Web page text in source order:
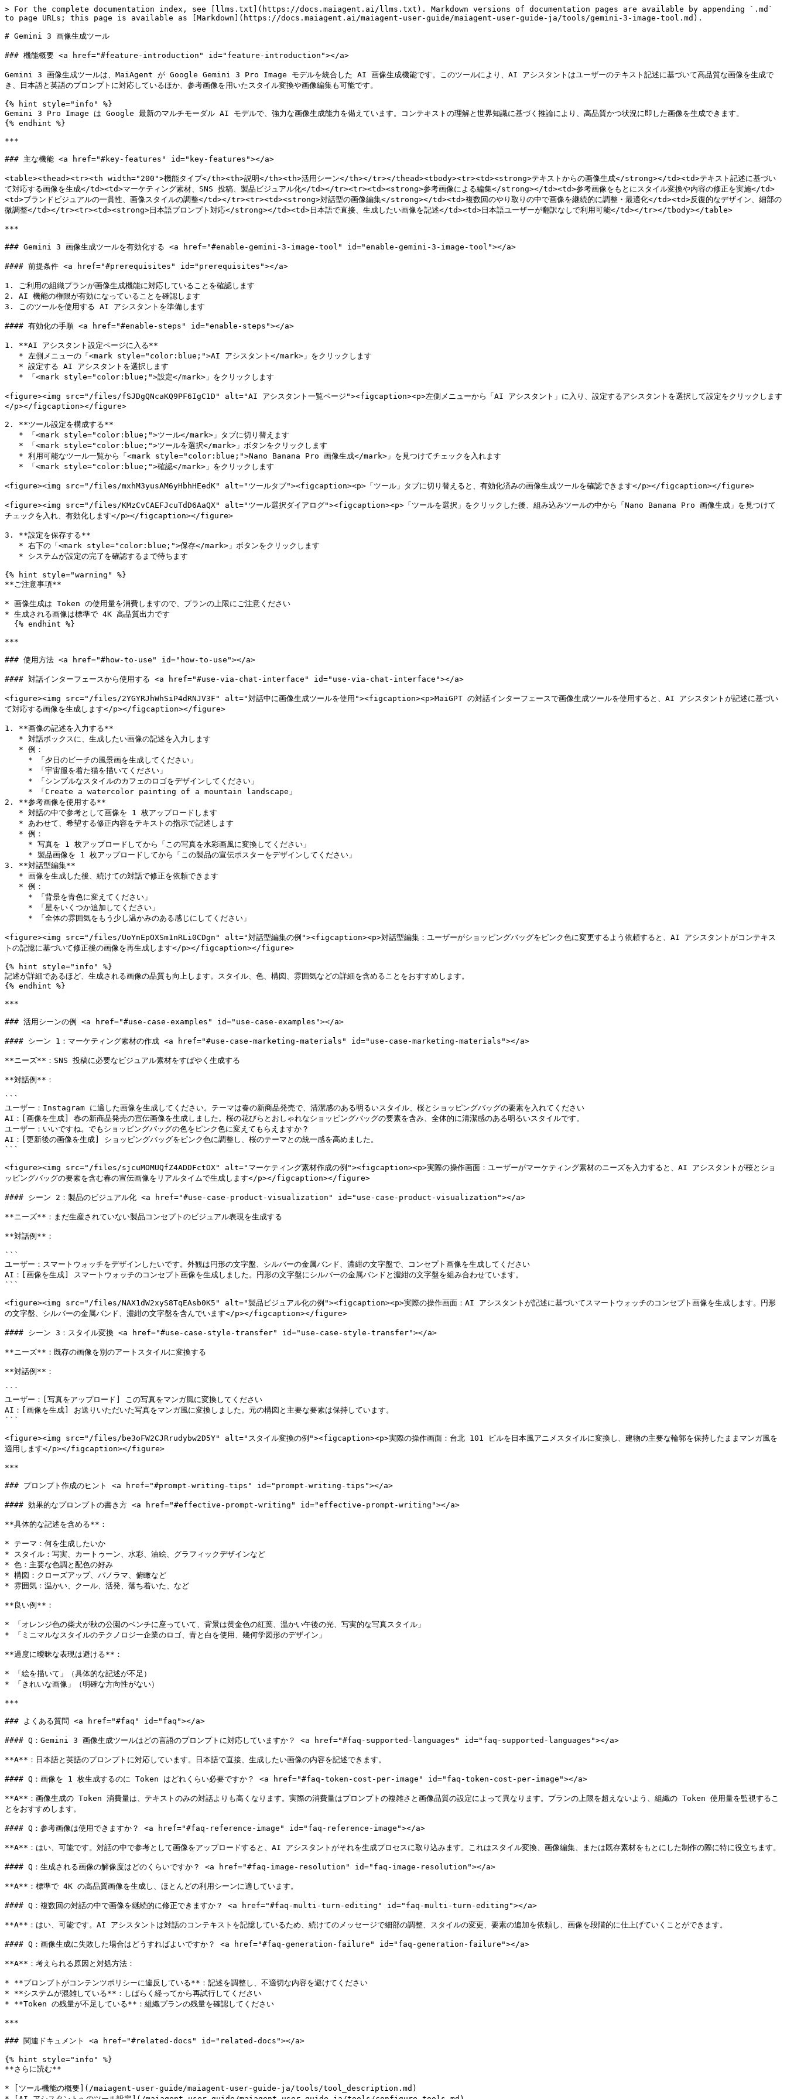
> For the complete documentation index, see [llms.txt](https://docs.maiagent.ai/llms.txt). Markdown versions of documentation pages are available by appending `.md`
to page URLs; this page is available as [Markdown](https://docs.maiagent.ai/maiagent-user-guide/maiagent-user-guide-ja/tools/gemini-3-image-tool.md).
# Gemini 3 画像生成ツール
### 機能概要 <a href="#feature-introduction" id="feature-introduction"></a>
Gemini 3 画像生成ツールは、MaiAgent が Google Gemini 3 Pro Image モデルを統合した AI 画像生成機能です。このツールにより、AI アシスタントはユーザーのテキスト記述に基づいて高品質な画像を生成で
き、日本語と英語のプロンプトに対応しているほか、参考画像を用いたスタイル変換や画像編集も可能です。
{% hint style="info" %}
Gemini 3 Pro Image は Google 最新のマルチモーダル AI モデルで、強力な画像生成能力を備えています。コンテキストの理解と世界知識に基づく推論により、高品質かつ状況に即した画像を生成できます。
{% endhint %}
***
### 主な機能 <a href="#key-features" id="key-features"></a>
<table><thead><tr><th width="200">機能タイプ</th><th>説明</th><th>活用シーン</th></tr></thead><tbody><tr><td><strong>テキストからの画像生成</strong></td><td>テキスト記述に基づい
て対応する画像を生成</td><td>マーケティング素材、SNS 投稿、製品ビジュアル化</td></tr><tr><td><strong>参考画像による編集</strong></td><td>参考画像をもとにスタイル変換や内容の修正を実施</td>
<td>ブランドビジュアルの一貫性、画像スタイルの調整</td></tr><tr><td><strong>対話型の画像編集</strong></td><td>複数回のやり取りの中で画像を継続的に調整・最適化</td><td>反復的なデザイン、細部の
微調整</td></tr><tr><td><strong>日本語プロンプト対応</strong></td><td>日本語で直接、生成したい画像を記述</td><td>日本語ユーザーが翻訳なしで利用可能</td></tr></tbody></table>
***
### Gemini 3 画像生成ツールを有効化する <a href="#enable-gemini-3-image-tool" id="enable-gemini-3-image-tool"></a>
#### 前提条件 <a href="#prerequisites" id="prerequisites"></a>
1. ご利用の組織プランが画像生成機能に対応していることを確認します
2. AI 機能の権限が有効になっていることを確認します
3. このツールを使用する AI アシスタントを準備します
#### 有効化の手順 <a href="#enable-steps" id="enable-steps"></a>
1. **AI アシスタント設定ページに入る**
<figure><img src="/files/fSJDgQNcaKQ9PF6IgC1D" alt="AI アシスタント一覧ページ"><figcaption><p>左側メニューから「AI アシスタント」に入り、設定するアシスタントを選択して設定をクリックします
</p></figcaption></figure>
2. **ツール設定を構成する**
<figure><img src="/files/mxhM3yusAM6yHbhHEedK" alt="ツールタブ"><figcaption><p>「ツール」タブに切り替えると、有効化済みの画像生成ツールを確認できます</p></figcaption></figure>
<figure><img src="/files/KMzCvCAEFJcuTdD6AaQX" alt="ツール選択ダイアログ"><figcaption><p>「ツールを選択」をクリックした後、組み込みツールの中から「Nano Banana Pro 画像生成」を見つけて
チェックを入れ、有効化します</p></figcaption></figure>
3. **設定を保存する**
{% hint style="warning" %}
**ご注意事項**
* 画像生成は Token の使用量を消費しますので、プランの上限にご注意ください
* 生成される画像は標準で 4K 高品質出力です
***
### 使用方法 <a href="#how-to-use" id="how-to-use"></a>
#### 対話インターフェースから使用する <a href="#use-via-chat-interface" id="use-via-chat-interface"></a>
<figure><img src="/files/2YGYRJhWhSiP4dRNJV3F" alt="対話中に画像生成ツールを使用"><figcaption><p>MaiGPT の対話インターフェースで画像生成ツールを使用すると、AI アシスタントが記述に基づい
て対応する画像を生成します</p></figcaption></figure>
1. **画像の記述を入力する**
2. **参考画像を使用する**
3. **対話型編集**
<figure><img src="/files/UoYnEpOXSm1nRLi0CDgn" alt="対話型編集の例"><figcaption><p>対話型編集：ユーザーがショッピングバッグをピンク色に変更するよう依頼すると、AI アシスタントがコンテキス
トの記憶に基づいて修正後の画像を再生成します</p></figcaption></figure>
{% hint style="info" %}
記述が詳細であるほど、生成される画像の品質も向上します。スタイル、色、構図、雰囲気などの詳細を含めることをおすすめします。
{% endhint %}
***
### 活用シーンの例 <a href="#use-case-examples" id="use-case-examples"></a>
#### シーン 1：マーケティング素材の作成 <a href="#use-case-marketing-materials" id="use-case-marketing-materials"></a>
**ニーズ**：SNS 投稿に必要なビジュアル素材をすばやく生成する
**対話例**：
```
ユーザー：Instagram に適した画像を生成してください。テーマは春の新商品発売で、清潔感のある明るいスタイル、桜とショッピングバッグの要素を入れてください
AI：[画像を生成] 春の新商品発売の宣伝画像を生成しました。桜の花びらとおしゃれなショッピングバッグの要素を含み、全体的に清潔感のある明るいスタイルです。
ユーザー：いいですね。でもショッピングバッグの色をピンク色に変えてもらえますか？
AI：[更新後の画像を生成] ショッピングバッグをピンク色に調整し、桜のテーマとの統一感を高めました。
```
<figure><img src="/files/sjcuMOMUQfZ4ADDFctOX" alt="マーケティング素材作成の例"><figcaption><p>実際の操作画面：ユーザーがマーケティング素材のニーズを入力すると、AI アシスタントが桜とショ
ッピングバッグの要素を含む春の宣伝画像をリアルタイムで生成します</p></figcaption></figure>
#### シーン 2：製品のビジュアル化 <a href="#use-case-product-visualization" id="use-case-product-visualization"></a>
**ニーズ**：まだ生産されていない製品コンセプトのビジュアル表現を生成する
**対話例**：
```
ユーザー：スマートウォッチをデザインしたいです。外観は円形の文字盤、シルバーの金属バンド、濃紺の文字盤で、コンセプト画像を生成してください
AI：[画像を生成] スマートウォッチのコンセプト画像を生成しました。円形の文字盤にシルバーの金属バンドと濃紺の文字盤を組み合わせています。
```
<figure><img src="/files/NAX1dW2xyS8TqEAsb0K5" alt="製品ビジュアル化の例"><figcaption><p>実際の操作画面：AI アシスタントが記述に基づいてスマートウォッチのコンセプト画像を生成します。円形
の文字盤、シルバーの金属バンド、濃紺の文字盤を含んでいます</p></figcaption></figure>
#### シーン 3：スタイル変換 <a href="#use-case-style-transfer" id="use-case-style-transfer"></a>
**ニーズ**：既存の画像を別のアートスタイルに変換する
**対話例**：
```
ユーザー：[写真をアップロード] この写真をマンガ風に変換してください
AI：[画像を生成] お送りいただいた写真をマンガ風に変換しました。元の構図と主要な要素は保持しています。
```
<figure><img src="/files/be3oFW2CJRrudybw2D5Y" alt="スタイル変換の例"><figcaption><p>実際の操作画面：台北 101 ビルを日本風アニメスタイルに変換し、建物の主要な輪郭を保持したままマンガ風を
適用します</p></figcaption></figure>
***
### プロンプト作成のヒント <a href="#prompt-writing-tips" id="prompt-writing-tips"></a>
#### 効果的なプロンプトの書き方 <a href="#effective-prompt-writing" id="effective-prompt-writing"></a>
**具体的な記述を含める**：
* テーマ：何を生成したいか
* スタイル：写実、カートゥーン、水彩、油絵、グラフィックデザインなど
* 色：主要な色調と配色の好み
* 構図：クローズアップ、パノラマ、俯瞰など
* 雰囲気：温かい、クール、活発、落ち着いた、など
**良い例**：
* 「オレンジ色の柴犬が秋の公園のベンチに座っていて、背景は黄金色の紅葉、温かい午後の光、写実的な写真スタイル」
* 「ミニマルなスタイルのテクノロジー企業のロゴ、青と白を使用、幾何学図形のデザイン」
**過度に曖昧な表現は避ける**：
* 「絵を描いて」（具体的な記述が不足）
* 「きれいな画像」（明確な方向性がない）
***
### よくある質問 <a href="#faq" id="faq"></a>
#### Q：Gemini 3 画像生成ツールはどの言語のプロンプトに対応していますか？ <a href="#faq-supported-languages" id="faq-supported-languages"></a>
**A**：日本語と英語のプロンプトに対応しています。日本語で直接、生成したい画像の内容を記述できます。
#### Q：画像を 1 枚生成するのに Token はどれくらい必要ですか？ <a href="#faq-token-cost-per-image" id="faq-token-cost-per-image"></a>
**A**：画像生成の Token 消費量は、テキストのみの対話よりも高くなります。実際の消費量はプロンプトの複雑さと画像品質の設定によって異なります。プランの上限を超えないよう、組織の Token 使用量を監視するこ
とをおすすめします。
#### Q：参考画像は使用できますか？ <a href="#faq-reference-image" id="faq-reference-image"></a>
**A**：はい、可能です。対話の中で参考として画像をアップロードすると、AI アシスタントがそれを生成プロセスに取り込みます。これはスタイル変換、画像編集、または既存素材をもとにした制作の際に特に役立ちます。
#### Q：生成される画像の解像度はどのくらいですか？ <a href="#faq-image-resolution" id="faq-image-resolution"></a>
**A**：標準で 4K の高品質画像を生成し、ほとんどの利用シーンに適しています。
#### Q：複数回の対話の中で画像を継続的に修正できますか？ <a href="#faq-multi-turn-editing" id="faq-multi-turn-editing"></a>
**A**：はい、可能です。AI アシスタントは対話のコンテキストを記憶しているため、続けてのメッセージで細部の調整、スタイルの変更、要素の追加を依頼し、画像を段階的に仕上げていくことができます。
#### Q：画像生成に失敗した場合はどうすればよいですか？ <a href="#faq-generation-failure" id="faq-generation-failure"></a>
**A**：考えられる原因と対処方法：
* **プロンプトがコンテンツポリシーに違反している**：記述を調整し、不適切な内容を避けてください
* **システムが混雑している**：しばらく経ってから再試行してください
* **Token の残量が不足している**：組織プランの残量を確認してください
***
### 関連ドキュメント <a href="#related-docs" id="related-docs"></a>
{% hint style="info" %}
**さらに読む**
* [ツール機能の概要](/maiagent-user-guide/maiagent-user-guide-ja/tools/tool_description.md)